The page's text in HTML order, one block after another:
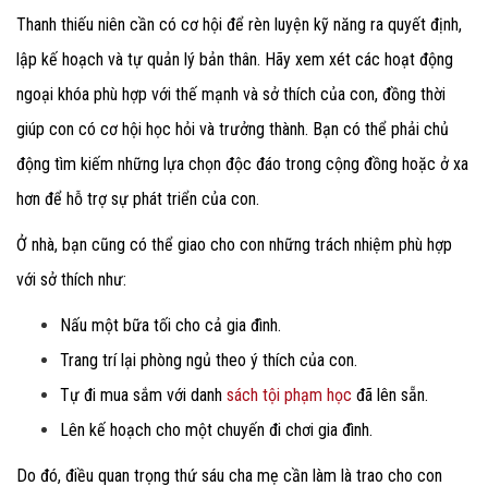
Thanh thiếu niên cần có cơ hội để rèn luyện kỹ năng ra quyết định,
lập kế hoạch và tự quản lý bản thân. Hãy xem xét các hoạt động
ngoại khóa phù hợp với thế mạnh và sở thích của con, đồng thời
giúp con có cơ hội học hỏi và trưởng thành. Bạn có thể phải chủ
động tìm kiếm những lựa chọn độc đáo trong cộng đồng hoặc ở xa
hơn để hỗ trợ sự phát triển của con.
Ở nhà, bạn cũng có thể giao cho con những trách nhiệm phù hợp
với sở thích như:
Nấu một bữa tối cho cả gia đình.
Trang trí lại phòng ngủ theo ý thích của con.
Tự đi mua sắm với danh sách tội phạm học đã lên sẵn.
Lên kế hoạch cho một chuyến đi chơi gia đình.
Do đó, điều quan trọng thứ sáu cha mẹ cần làm là trao cho con